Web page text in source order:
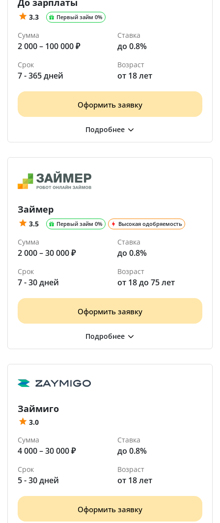
До зарплаты
3.3 Первый займ 0%
Сумма
2 000 – 100 000 ₽
Ставка
до 0.8%
Срок
7 - 365 дней
Возраст
от 18 лет
Оформить заявку
Займер
3.5 Первый займ 0% Высокая одобряемость
Сумма
2 000 – 30 000 ₽
Ставка
до 0.8%
Срок
7 - 30 дней
Возраст
от 18 до 75 лет
Оформить заявку
Займиго
3.0
Сумма
4 000 – 30 000 ₽
Ставка
до 0.8%
Срок
5 - 30 дней
Возраст
от 18 лет
Оформить заявку